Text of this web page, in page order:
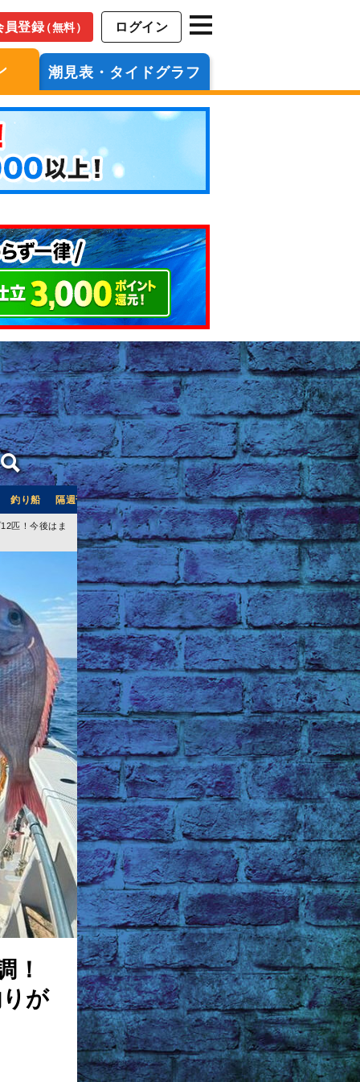
員登録（無料） ログイン
潮見表・タイドグラフ
釣り船 隔週刊つり情報 釣り船予約サイト「釣割」
匹！今後はま
！
が